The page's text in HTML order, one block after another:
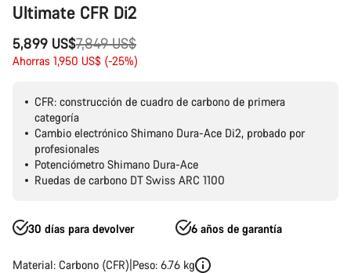
Ultimate CFR Di2
5,899 US$
Precio
original
7,849 US$
Ahorras 1,950 US$ (-25%)
CFR: construcción de cuadro de carbono de primera
categoría
Cambio electrónico Shimano Dura-Ace Di2, probado por
profesionales
Potenciómetro Shimano Dura-Ace
Ruedas de carbono DT Swiss ARC 1100
30 días para devolver 6 años de garantía
Material: Carbono (CFR) Peso: 6.76 kg